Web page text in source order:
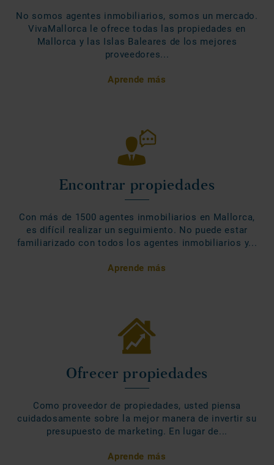
No somos agentes inmobiliarios, somos un mercado.
VivaMallorca le ofrece todas las propiedades en
Mallorca y las Islas Baleares de los mejores
proveedores...
Aprende más
Encontrar propiedades
Con más de 1500 agentes inmobiliarios en Mallorca,
es difícil realizar un seguimiento. No puede estar
familiarizado con todos los agentes inmobiliarios y...
Aprende más
Ofrecer propiedades
Como proveedor de propiedades, usted piensa
cuidadosamente sobre la mejor manera de invertir su
presupuesto de marketing. En lugar de...
Aprende más